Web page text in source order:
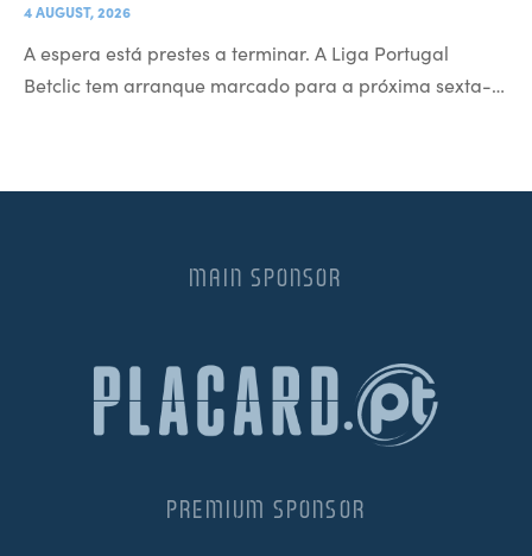
4 AUGUST, 2026
A espera está prestes a terminar. A Liga Portugal
Betclic tem arranque marcado para a próxima sexta-…
MAIN SPONSOR
PREMIUM SPONSOR